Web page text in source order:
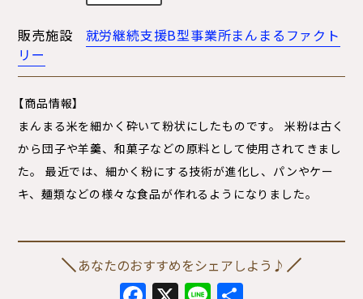
販売施設
就労継続支援B型事業所まんまるファクト
リー
【商品情報】
まんまる米を細かく砕いて粉状にしたものです。 米粉は古く
から団子や羊羹、和菓子などの原料として使用されてきまし
た。 最近では、細かく粉にする技術が進化し、パンやケー
キ、麺類などの様々な食品が作れるようになりました。
あなたのおすすめをシェアしよう♪